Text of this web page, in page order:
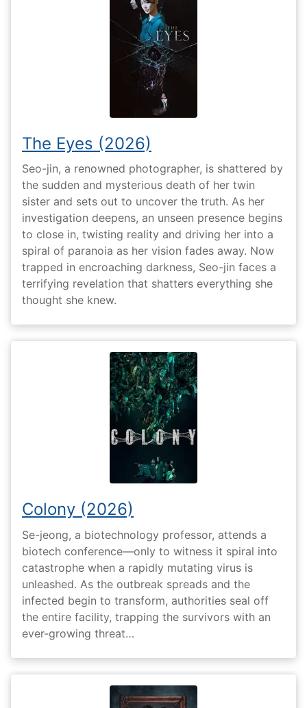
The Eyes (2026)
Seo-jin, a renowned photographer, is shattered by
the sudden and mysterious death of her twin
sister and sets out to uncover the truth. As her
investigation deepens, an unseen presence begins
to close in, twisting reality and driving her into a
spiral of paranoia as her vision fades away. Now
trapped in encroaching darkness, Seo-jin faces a
terrifying revelation that shatters everything she
thought she knew.
Colony (2026)
Se-jeong, a biotechnology professor, attends a
biotech conference—only to witness it spiral into
catastrophe when a rapidly mutating virus is
unleashed. As the outbreak spreads and the
infected begin to transform, authorities seal off
the entire facility, trapping the survivors with an
ever-growing threat…